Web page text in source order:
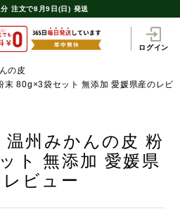
注文で8月9日(日) 発送
ログイン
の皮
末 80g×3袋セット 無添加 愛媛県産のレビ
温州みかんの皮 粉
ト 無添加 愛媛県
ビュー